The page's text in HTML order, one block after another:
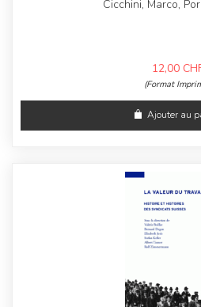
Cicchini, Marco,
12,00
(Format
Ajouter au